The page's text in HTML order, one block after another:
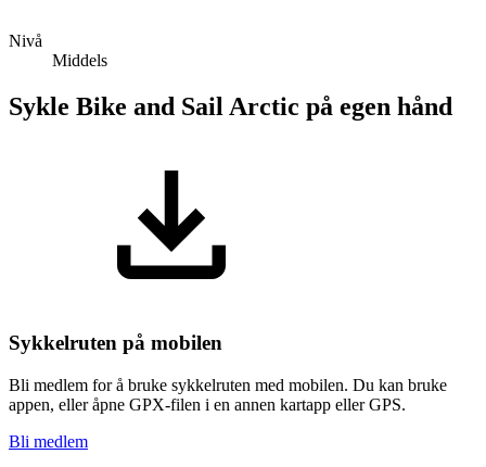
Nivå
Middels
Sykle Bike and Sail Arctic på egen hånd
Sykkelruten på mobilen
Bli medlem for å bruke sykkelruten med mobilen. Du kan bruke
appen, eller åpne GPX-filen i en annen kartapp eller GPS.
Bli medlem